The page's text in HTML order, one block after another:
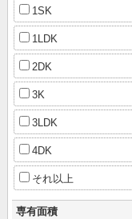
1SK
1LDK
2DK
3K
3LDK
4DK
それ以上
専有面積